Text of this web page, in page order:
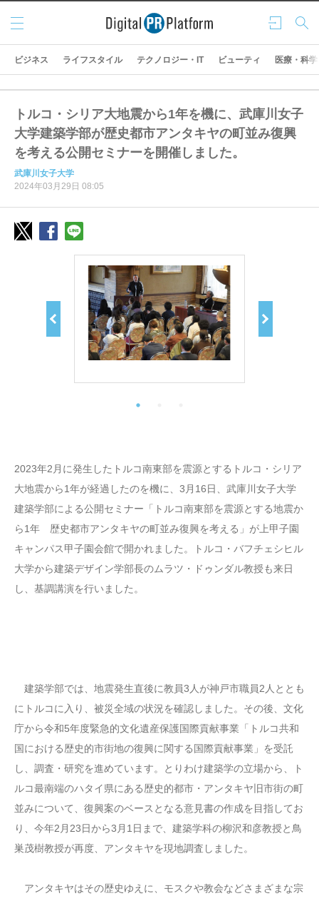
ログ
イン
検索
メニ
ュー
ビジネス ライフスタイル テクノロジー・IT ビューティ 医療・科学
トルコ・シリア大地震から1年を機に、武庫川女子
大学建築学部が歴史都市アンタキヤの町並み復興
を考える公開セミナーを開催しました。
武庫川女子大学
2024年03月29日 08:05
2023年2月に発生したトルコ南東部を震源とするトルコ・シリア
大地震から1年が経過したのを機に、3月16日、武庫川女子大学
建築学部による公開セミナー「トルコ南東部を震源とする地震か
ら1年 歴史都市アンタキヤの町並み復興を考える」が上甲子園
キャンパス甲子園会館で開かれました。トルコ・バフチェシヒル
大学から建築デザイン学部長のムラツ・ドゥンダル教授も来日
し、基調講演を行いました。
建築学部では、地震発生直後に教員3人が神戸市職員2人ととも
にトルコに入り、被災全域の状況を確認しました。その後、文化
庁から令和5年度緊急的文化遺産保護国際貢献事業「トルコ共和
国における歴史的市街地の復興に関する国際貢献事業」を受託
し、調査・研究を進めています。とりわけ建築学の立場から、ト
ルコ最南端のハタイ県にある歴史的都市・アンタキヤ旧市街の町
並みについて、復興案のベースとなる意見書の作成を目指してお
り、今年2月23日から3月1日まで、建築学科の柳沢和彦教授と鳥
巣茂樹教授が再度、アンタキヤを現地調査しました。
アンタキヤはその歴史ゆえに、モスクや教会などさまざまな宗